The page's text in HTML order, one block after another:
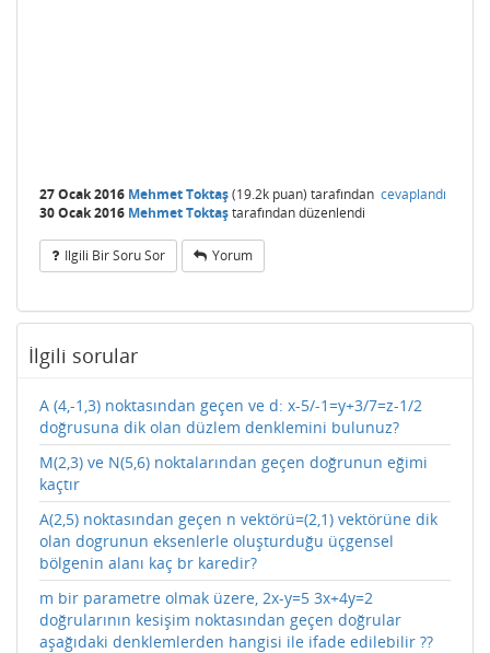
27 Ocak 2016 Mehmet Toktaş(19.2k puan) tarafından cevaplandı
30 Ocak 2016 Mehmet Toktaştarafındandüzenlendi
Ilgili Bir Soru Sor Yorum
İlgili sorular
A (4,-1,3) noktasından geçen ve d: x-5/-1=y+3/7=z-1/2
doğrusuna dik olan düzlem denklemini bulunuz?
M(2,3) ve N(5,6) noktalarından geçen doğrunun eğimi
kaçtır
A(2,5) noktasından geçen n vektörü=(2,1) vektörüne dik
olan dogrunun eksenlerle oluşturduğu üçgensel
bölgenin alanı kaç br karedir?
m bir parametre olmak üzere, 2x-y=5 3x+4y=2
doğrularının kesişim noktasından geçen doğrular
aşağıdaki denklemlerden hangisi ile ifade edilebilir ??